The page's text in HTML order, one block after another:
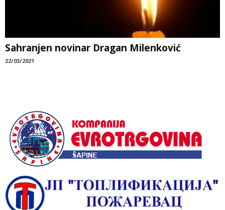
Sahranjen novinar Dragan Milenković
22/03/2021